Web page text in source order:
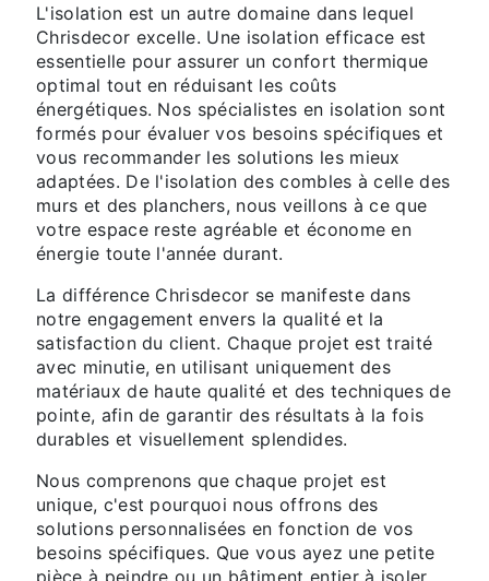
L'isolation est un autre domaine dans lequel
Chrisdecor excelle. Une isolation efficace est
essentielle pour assurer un confort thermique
optimal tout en réduisant les coûts
énergétiques. Nos spécialistes en isolation sont
formés pour évaluer vos besoins spécifiques et
vous recommander les solutions les mieux
adaptées. De l'isolation des combles à celle des
murs et des planchers, nous veillons à ce que
votre espace reste agréable et économe en
énergie toute l'année durant.
La différence Chrisdecor se manifeste dans
notre engagement envers la qualité et la
satisfaction du client. Chaque projet est traité
avec minutie, en utilisant uniquement des
matériaux de haute qualité et des techniques de
pointe, afin de garantir des résultats à la fois
durables et visuellement splendides.
Nous comprenons que chaque projet est
unique, c'est pourquoi nous offrons des
solutions personnalisées en fonction de vos
besoins spécifiques. Que vous ayez une petite
pièce à peindre ou un bâtiment entier à isoler,